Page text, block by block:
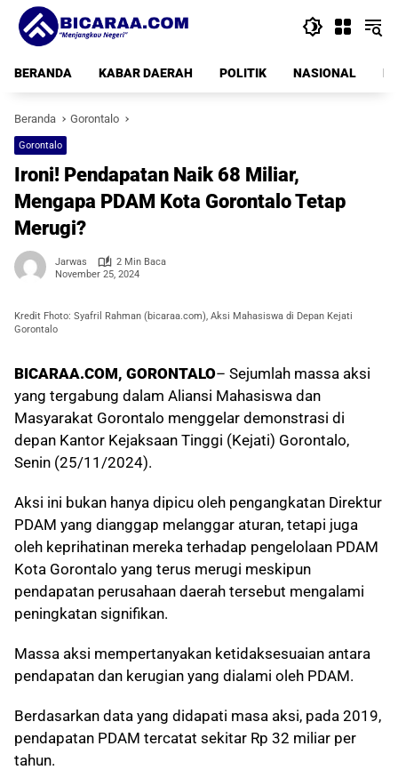
Langsung
konten
BERANDA
KABAR DAERAH POLITIK NASIONAL
Beranda Gorontalo
Gorontalo
Ironi! Pendapatan Naik 68 Miliar,
Mengapa PDAM Kota Gorontalo Tetap
Merugi?
Jarwas
2 Min Baca
November 25, 2024
Kredit Fhoto: Syafril Rahman (bicaraa.com), Aksi Mahasiswa di Depan Kejati
Gorontalo
BICARAA.COM, GORONTALO– Sejumlah massa aksi
yang tergabung dalam Aliansi Mahasiswa dan
Masyarakat Gorontalo menggelar demonstrasi di
depan Kantor Kejaksaan Tinggi (Kejati) Gorontalo,
Senin (25/11/2024).
Aksi ini bukan hanya dipicu oleh pengangkatan Direktur
PDAM yang dianggap melanggar aturan, tetapi juga
oleh keprihatinan mereka terhadap pengelolaan PDAM
Kota Gorontalo yang terus merugi meskipun
pendapatan perusahaan daerah tersebut mengalami
peningkatan signifikan.
Massa aksi mempertanyakan ketidaksesuaian antara
pendapatan dan kerugian yang dialami oleh PDAM.
Berdasarkan data yang didapati masa aksi, pada 2019,
pendapatan PDAM tercatat sekitar Rp 32 miliar per
tahun.